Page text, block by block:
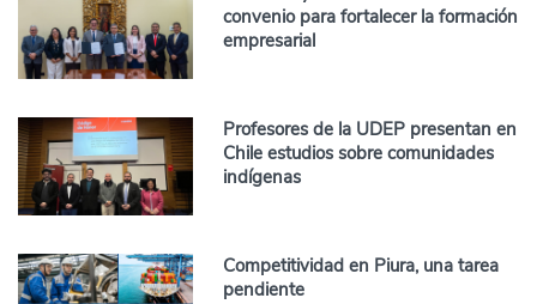
convenio para fortalecer la formación
empresarial
Profesores de la UDEP presentan en
Chile estudios sobre comunidades
indígenas
Competitividad en Piura, una tarea
pendiente